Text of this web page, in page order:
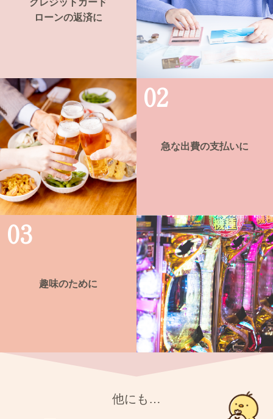
クレジットカード
ローンの返済に
急な出費の支払いに
趣味のために
他にも…